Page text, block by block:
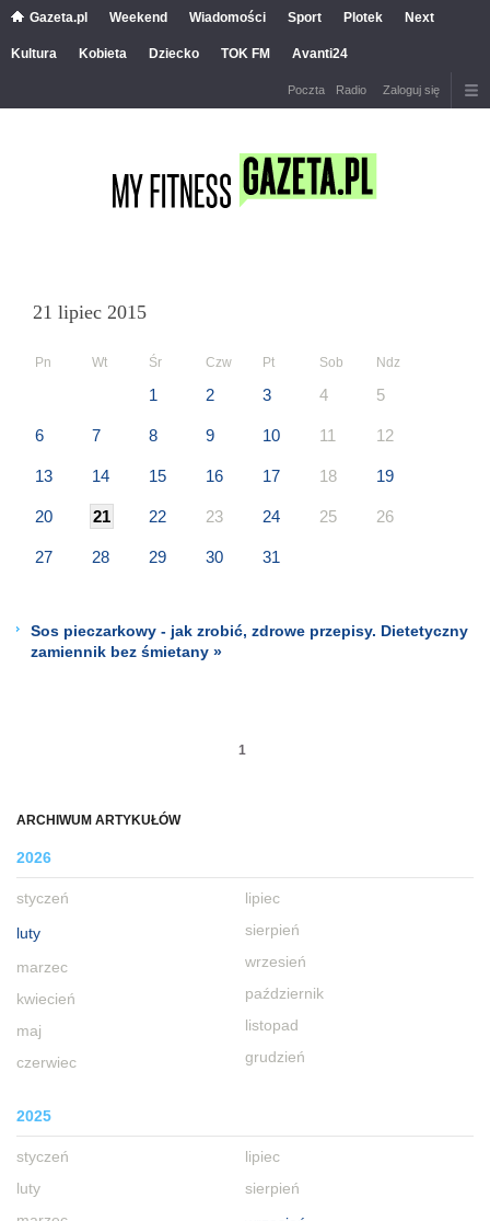
Gazeta.pl Weekend Wiadomości Sport Plotek Next
Kultura Kobieta Dziecko TOK FM Avanti24
Poczta Radio Zaloguj się
ARCHIWUM ARTYKUŁÓW
2026
styczeń
luty
marzec
kwiecień
maj
czerwiec
lipiec
sierpień
wrzesień
październik
listopad
grudzień
2025
styczeń
luty
lipiec
sierpień
21 lipiec 2015
Pn Wt Śr Czw Pt Sob Ndz
1 2 3 4 5
6 7 8 9 10 11 12
13 14 15 16 17 18 19
20 21 22 23 24 25 26
27 28 29 30 31
Sos pieczarkowy - jak zrobić, zdrowe przepisy. Dietetyczny
zamiennik bez śmietany »
1